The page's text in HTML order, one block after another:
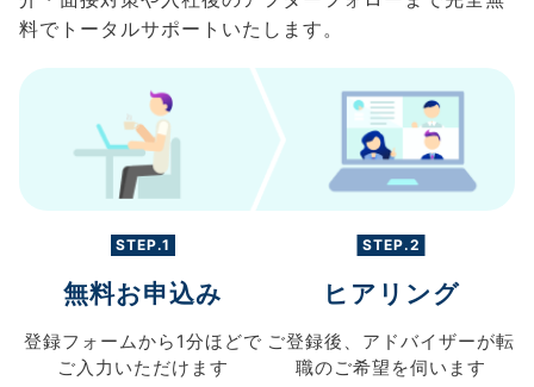
料でトータルサポートいたします。
STEP.1
無料お申込み
登録フォームから 1分ほどで
ご入力 いただけます
STEP.2
ヒアリング
ご登録後、 アドバイザーが転
職のご希望を伺います